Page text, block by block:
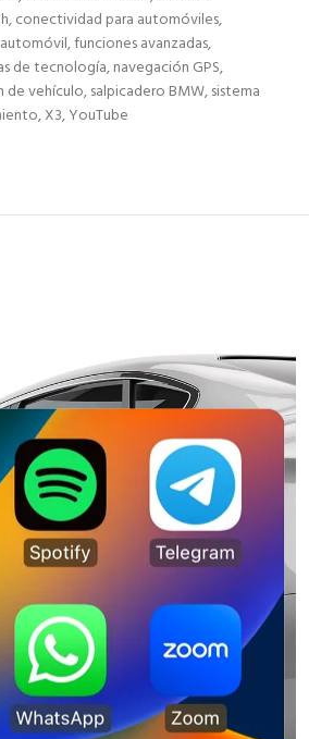
,conectividad para automóviles,
,funciones avanzadas,
de tecnología,navegación GPS,
de vehículo,salpicadero BMW,sistema
,X3,YouTube